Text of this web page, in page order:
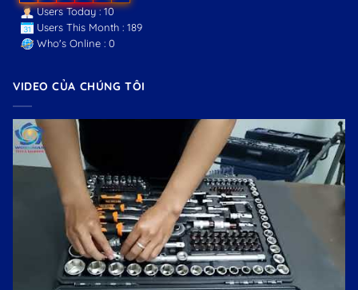
Users Today : 10
Users This Month : 189
Who's Online : 0
VIDEO CỦA CHÚNG TÔI